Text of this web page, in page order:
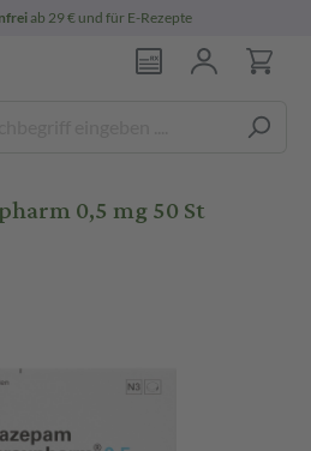
ab 29 € und für E-Rezepte
0,5 mg 50 St